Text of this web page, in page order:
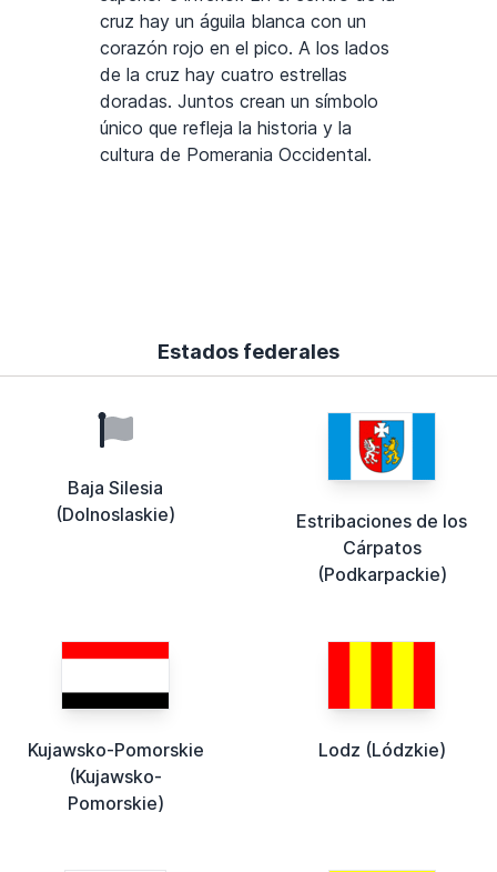
cruz hay un águila blanca con un
corazón rojo en el pico. A los lados
de la cruz hay cuatro estrellas
doradas. Juntos crean un símbolo
único que refleja la historia y la
cultura de Pomerania Occidental.
Estados federales
Baja Silesia
(Dolnoslaskie)
Estribaciones de los
Cárpatos
(Podkarpackie)
Kujawsko-Pomorskie
(Kujawsko-
Pomorskie)
Lodz (Lódzkie)